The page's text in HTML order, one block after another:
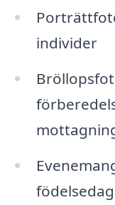
individer